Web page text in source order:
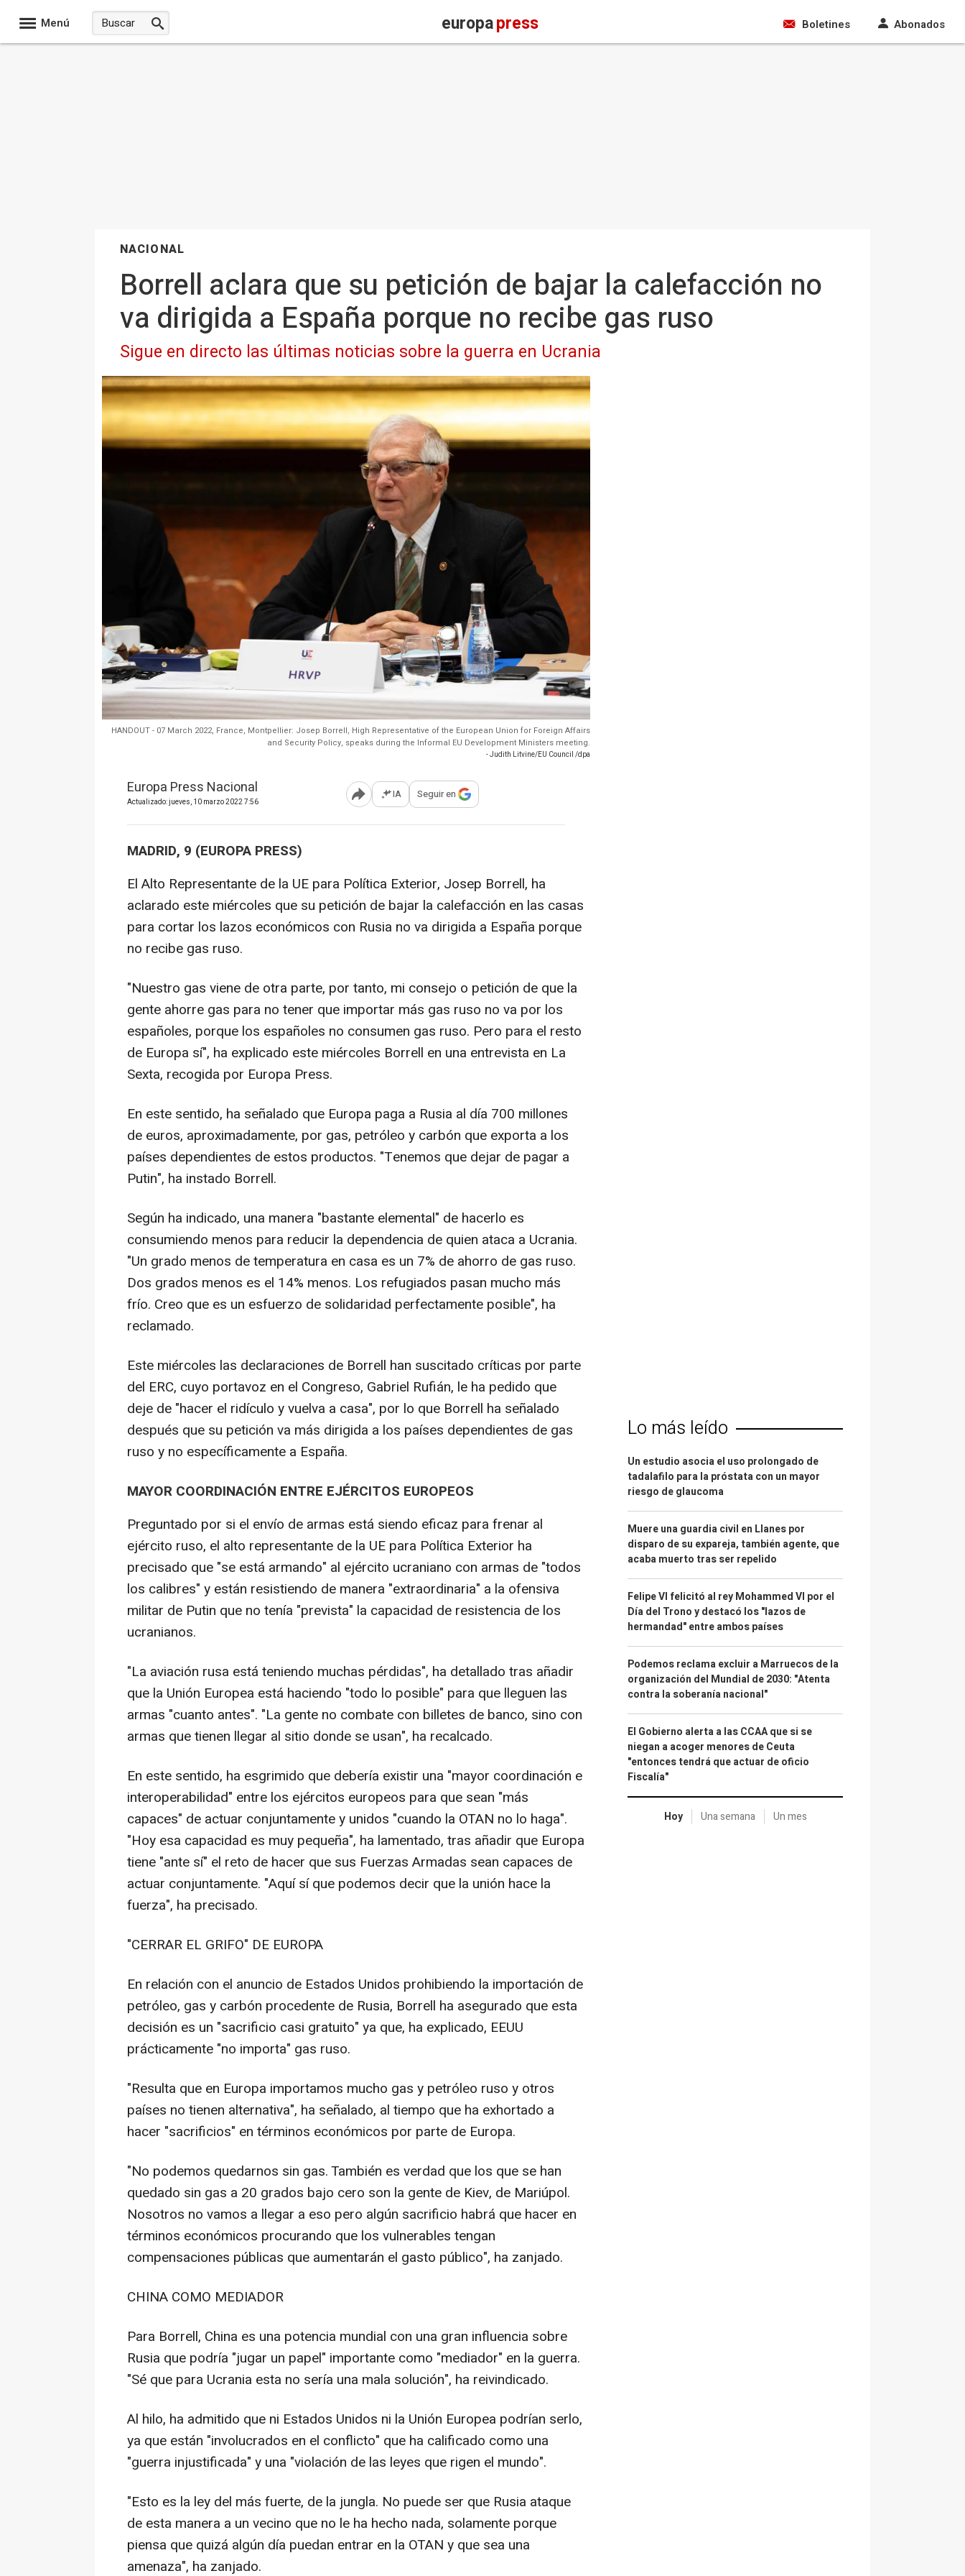
Menú europapress Boletines Abonados
NACIONAL
Borrell aclara que su petición de bajar la calefacción no
va dirigida a España porque no recibe gas ruso
Sigue en directo las últimas noticias sobre la guerra en Ucrania
HANDOUT - 07 March 2022, France, Montpellier: Josep Borrell, High Representative of the European Union for Foreign Affairs
and Security Policy, speaks during the Informal EU Development Ministers meeting.
- Judith Litvine/EU Council /dpa
Europa Press Nacional
Actualizado: jueves, 10 marzo 2022 7:56 Abrir opciones para compartir
IA Seguir en
MADRID, 9 (EUROPA PRESS)
El Alto Representante de la UE para Política Exterior, Josep Borrell, ha
aclarado este miércoles que su petición de bajar la calefacción en las casas
para cortar los lazos económicos con Rusia no va dirigida a España porque
no recibe gas ruso.
"Nuestro gas viene de otra parte, por tanto, mi consejo o petición de que la
gente ahorre gas para no tener que importar más gas ruso no va por los
españoles, porque los españoles no consumen gas ruso. Pero para el resto
de Europa sí", ha explicado este miércoles Borrell en una entrevista en La
Sexta, recogida por Europa Press.
En este sentido, ha señalado que Europa paga a Rusia al día 700 millones
de euros, aproximadamente, por gas, petróleo y carbón que exporta a los
países dependientes de estos productos. "Tenemos que dejar de pagar a
Putin", ha instado Borrell.
Según ha indicado, una manera "bastante elemental" de hacerlo es
consumiendo menos para reducir la dependencia de quien ataca a Ucrania.
"Un grado menos de temperatura en casa es un 7% de ahorro de gas ruso.
Dos grados menos es el 14% menos. Los refugiados pasan mucho más
frío. Creo que es un esfuerzo de solidaridad perfectamente posible", ha
reclamado.
Este miércoles las declaraciones de Borrell han suscitado críticas por parte
del ERC, cuyo portavoz en el Congreso, Gabriel Rufián, le ha pedido que
deje de "hacer el ridículo y vuelva a casa", por lo que Borrell ha señalado
después que su petición va más dirigida a los países dependientes de gas
ruso y no específicamente a España.
MAYOR COORDINACIÓN ENTRE EJÉRCITOS EUROPEOS
Preguntado por si el envío de armas está siendo eficaz para frenar al
ejército ruso, el alto representante de la UE para Política Exterior ha
precisado que "se está armando" al ejército ucraniano con armas de "todos
los calibres" y están resistiendo de manera "extraordinaria" a la ofensiva
militar de Putin que no tenía "prevista" la capacidad de resistencia de los
ucranianos.
"La aviación rusa está teniendo muchas pérdidas", ha detallado tras añadir
que la Unión Europea está haciendo "todo lo posible" para que lleguen las
armas "cuanto antes". "La gente no combate con billetes de banco, sino con
armas que tienen llegar al sitio donde se usan", ha recalcado.
En este sentido, ha esgrimido que debería existir una "mayor coordinación e
interoperabilidad" entre los ejércitos europeos para que sean "más
capaces" de actuar conjuntamente y unidos "cuando la OTAN no lo haga".
"Hoy esa capacidad es muy pequeña", ha lamentado, tras añadir que Europa
tiene "ante sí" el reto de hacer que sus Fuerzas Armadas sean capaces de
actuar conjuntamente. "Aquí sí que podemos decir que la unión hace la
fuerza", ha precisado.
"CERRAR EL GRIFO" DE EUROPA
En relación con el anuncio de Estados Unidos prohibiendo la importación de
petróleo, gas y carbón procedente de Rusia, Borrell ha asegurado que esta
decisión es un "sacrificio casi gratuito" ya que, ha explicado, EEUU
prácticamente "no importa" gas ruso.
"Resulta que en Europa importamos mucho gas y petróleo ruso y otros
países no tienen alternativa", ha señalado, al tiempo que ha exhortado a
hacer "sacrificios" en términos económicos por parte de Europa.
"No podemos quedarnos sin gas. También es verdad que los que se han
quedado sin gas a 20 grados bajo cero son la gente de Kiev, de Mariúpol.
Nosotros no vamos a llegar a eso pero algún sacrificio habrá que hacer en
términos económicos procurando que los vulnerables tengan
compensaciones públicas que aumentarán el gasto público", ha zanjado.
CHINA COMO MEDIADOR
Para Borrell, China es una potencia mundial con una gran influencia sobre
Rusia que podría "jugar un papel" importante como "mediador" en la guerra.
"Sé que para Ucrania esta no sería una mala solución", ha reivindicado.
Al hilo, ha admitido que ni Estados Unidos ni la Unión Europea podrían serlo,
ya que están "involucrados en el conflicto" que ha calificado como una
"guerra injustificada" y una "violación de las leyes que rigen el mundo".
"Esto es la ley del más fuerte, de la jungla. No puede ser que Rusia ataque
de esta manera a un vecino que no le ha hecho nada, solamente porque
piensa que quizá algún día puedan entrar en la OTAN y que sea una
amenaza", ha zanjado.
Lo más leído
Un estudio asocia el uso prolongado de
tadalafilo para la próstata con un mayor
riesgo de glaucoma
Muere una guardia civil en Llanes por
disparo de su expareja, también agente, que
acaba muerto tras ser repelido
Felipe VI felicitó al rey Mohammed VI por el
Día del Trono y destacó los "lazos de
hermandad" entre ambos países
Podemos reclama excluir a Marruecos de la
organización del Mundial de 2030: "Atenta
contra la soberanía nacional"
El Gobierno alerta a las CCAA que si se
niegan a acoger menores de Ceuta
"entonces tendrá que actuar de oficio
Fiscalía"
Hoy Una semana Un mes